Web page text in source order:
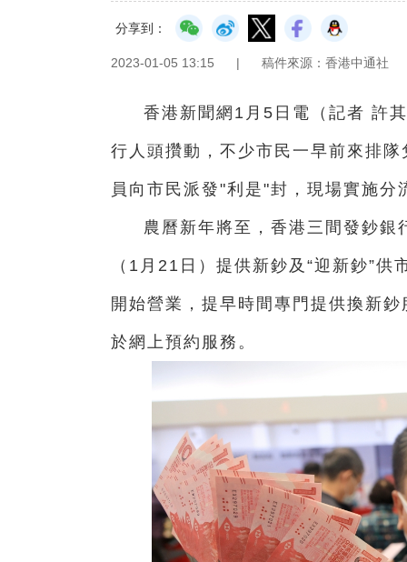
分享到：
2023-01-05 13:15 | 稿件來源：香港中通社
香港新聞網1月5日電（記者 許
行人頭攢動，不少市民一早前來排
員向市民派發"利是"封，現場實施
農曆新年將至，香港三間發鈔
（1月21日）提供新鈔及“迎新鈔”
開始營業，提早時間專門提供換新
於網上預約服務。